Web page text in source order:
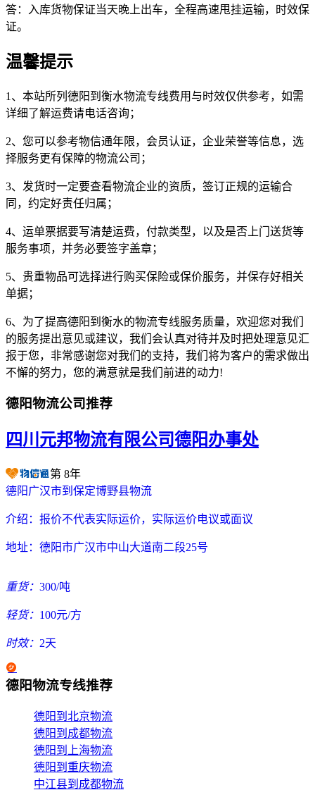
答：入库货物保证当天晚上出车，全程高速甩挂运输，时效保
证。
温馨提示
1、本站所列德阳到衡水物流专线费用与时效仅供参考，如需
详细了解运费请电话咨询；
2、您可以参考物信通年限，会员认证，企业荣誉等信息，选
择服务更有保障的物流公司；
3、发货时一定要查看物流企业的资质，签订正规的运输合
同，约定好责任归属；
4、运单票据要写清楚运费，付款类型，以及是否上门送货等
服务事项，并务必要签字盖章；
5、贵重物品可选择进行购买保险或保价服务，并保存好相关
单据；
6、为了提高德阳到衡水的物流专线服务质量，欢迎您对我们
的服务提出意见或建议，我们会认真对待并及时把处理意见汇
报于您，非常感谢您对我们的支持，我们将为客户的需求做出
不懈的努力，您的满意就是我们前进的动力!
德阳物流公司推荐
四川元邦物流有限公司德阳办事处
第 8年
德阳广汉市到保定博野县物流
介绍： 报价不代表实际运价，实际运价电议或面议
地址： 德阳市广汉市中山大道南二段25号
重货： 300/吨
轻货： 100元/方
时效： 2天
德阳物流专线推荐
德阳到北京物流
德阳到成都物流
德阳到上海物流
德阳到重庆物流
中江县到成都物流